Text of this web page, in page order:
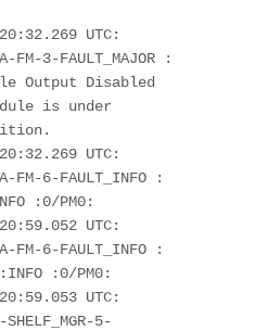
UTC:
FM-3-FAULT_MAJOR :
Output Disabled
is under
UTC:
FM-6-FAULT_INFO :
:0/PM0:
UTC:
FM-6-FAULT_INFO :
:0/PM0:
UTC:
5-